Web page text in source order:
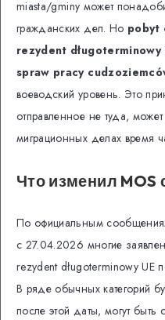
miasta/gminy может
гражданских дел. Но pobyt
rezydent długoterminowy
spraw pracy
воеводский уровень. Это
отправленное не туда,
миграционных делах время
Что изменил MOS
По официальным
с 27.04.2026 многие
rezydent długoterminowy UE
В ряде обычных категорий
после этой даты, могут быть